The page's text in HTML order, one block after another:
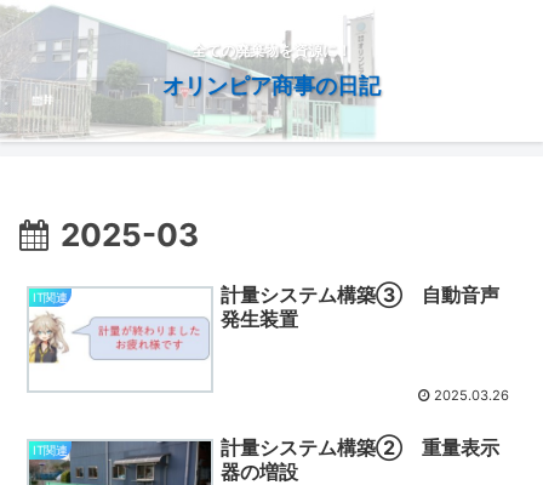
全ての廃棄物を資源に！
オリンピア商事の日記
2025-03
IT関連
計量システム構築③ 自動音声
発生装置
2025.03.26
IT関連
計量システム構築② 重量表示
器の増設